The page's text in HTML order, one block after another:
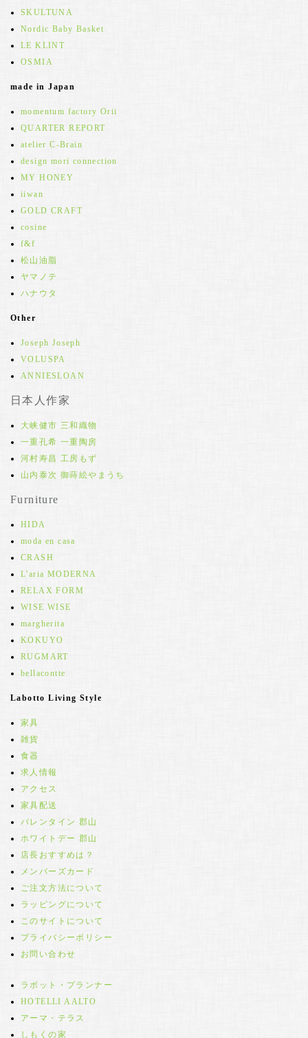
SKULTUNA
Nordic Baby Basket
LE KLINT
OSMIA
made in Japan
momentum factory Orii
QUARTER REPORT
atelier C-Brain
design mori connection
MY HONEY
iiwan
GOLD CRAFT
cosine
f&f
松山油脂
ヤマノテ
ハナウタ
Other
Joseph Joseph
VOLUSPA
ANNIESLOAN
日本人作家
大峡健市 三和織物
一重孔希 一重陶房
河村寿昌 工房もず
山内泰次 御蒔絵やまうち
Furniture
HIDA
moda en casa
CRASH
L'aria MODERNA
RELAX FORM
WISE WISE
margherita
KOKUYO
RUGMART
bellacontte
Labotto Living Style
家具
雑貨
食器
求人情報
アクセス
家具配送
バレンタイン 郡山
ホワイトデー 郡山
店長おすすめは？
メンバーズカード
ご注文方法について
ラッピングについて
このサイトについて
プライバシーポリシー
お問い合わせ
ラボット・プランナー
HOTELLI AALTO
アーマ・テラス
しもくの家